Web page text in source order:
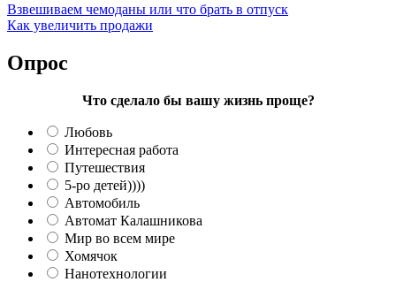
Взвешиваем чемоданы или что брать в отпуск
Как увеличить продажи
Опрос
Что сделало бы вашу жизнь проще?
Любовь
Интересная работа
Путешествия
5-ро детей))))
Автомобиль
Автомат Калашникова
Мир во всем мире
Хомячок
Нанотехнологии